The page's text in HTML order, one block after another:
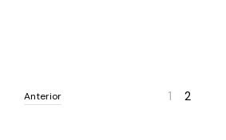
Anterior 1 2